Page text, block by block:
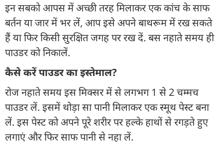
इन सबको आपस में अच्छी तरह मिलाकर एक कांच के साफ
बर्तन या जार में भर लें, आप इसे अपने बाथरूम में रख सकते
हैं या फिर किसी सुरक्षित जगह पर रख दें. बस नहाते समय ही
पाउडर को निकालें.
कैसे करें पाउडर का इस्तेमाल?
रोज नहाते समय इस मिक्सर में से लगभग 1 से 2 चम्मच
पाउडर लें. इसमें थोड़ा सा पानी मिलाकर एक स्मूथ पेस्ट बना
लें. इस पेस्ट को अपने पूरे शरीर पर हल्के हाथों से रगड़ते हुए
लगाएं और फिर साफ पानी से नहा लें.